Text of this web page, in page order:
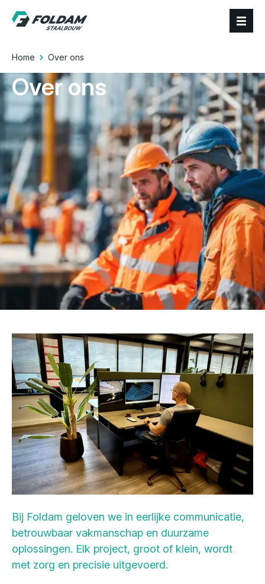
Home Over ons
Over ons
Bij Foldam geloven we in eerlijke communicatie,
betrouwbaar vakmanschap en duurzame
oplossingen. Elk project, groot of klein, wordt
met zorg en precisie uitgevoerd.